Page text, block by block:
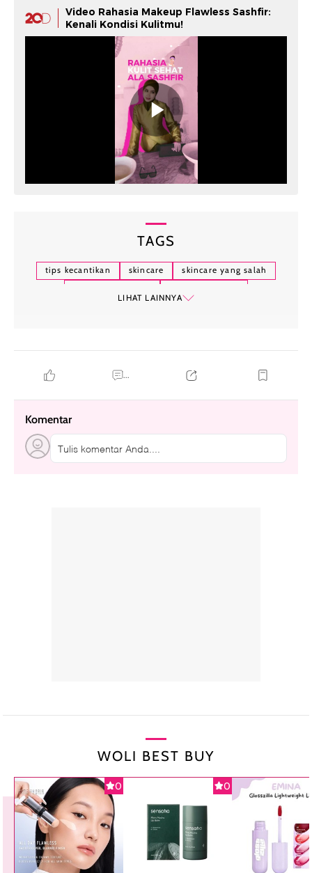
Video Rahasia Makeup Flawless Sashfir:
Kenali Kondisi Kulitmu!
TAGS
tips kecantikan skincare
skincare yang salah
LIHAT LAINNYA
...
Komentar
Tulis komentar Anda....
WOLI BEST BUY
0 0